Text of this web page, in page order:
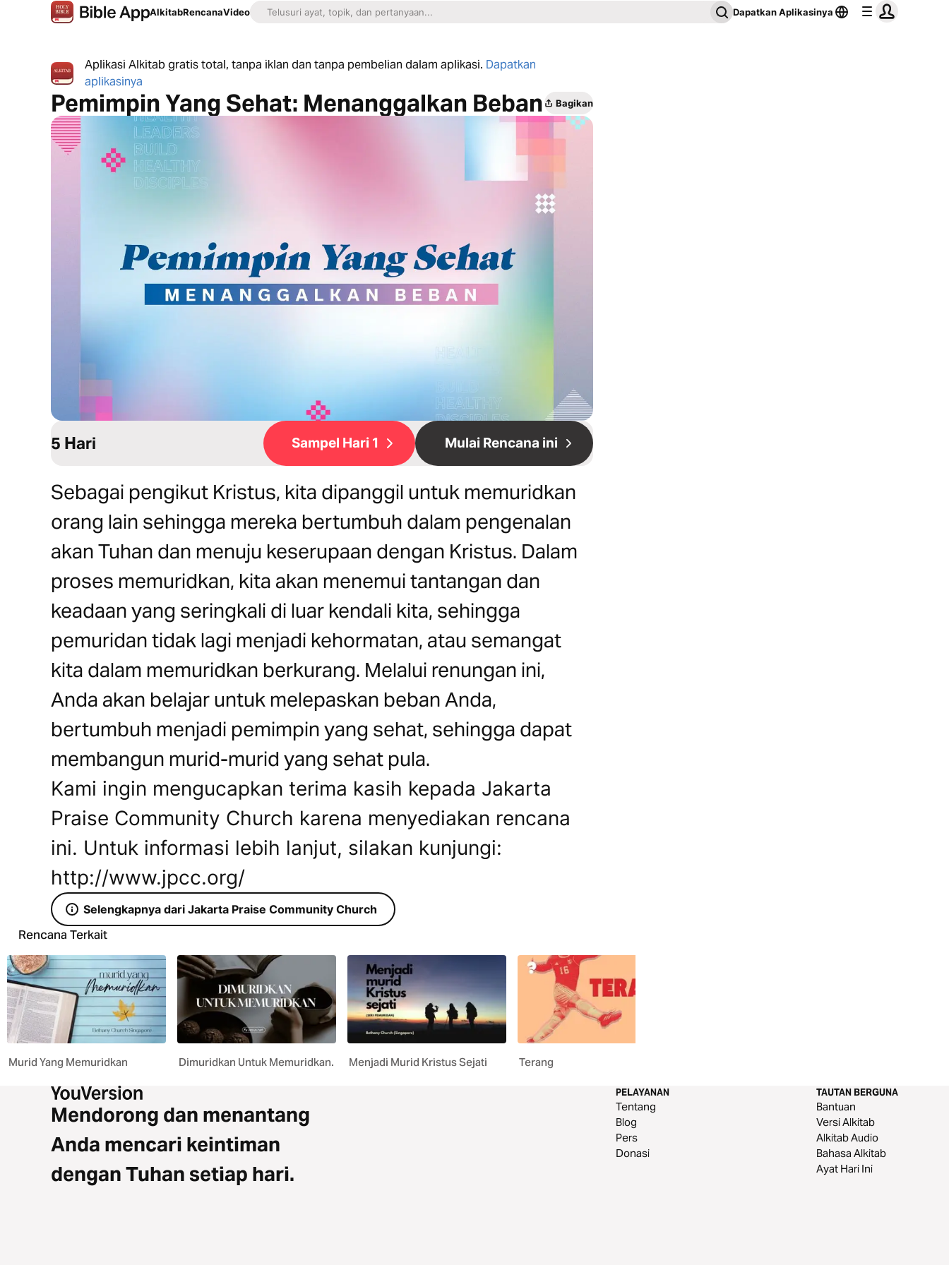
AlkitabRencanaVideo Dapatkan Aplikasinya
Aplikasi Alkitab gratis total, tanpa iklan dan tanpa pembelian dalam aplikasi. Dapatkan
aplikasinya
Pemimpin Yang Sehat: Menanggalkan Beban Bagikan
5 Hari Sampel Hari 1 Mulai Rencana ini
Sebagai pengikut Kristus, kita dipanggil untuk memuridkan
orang lain sehingga mereka bertumbuh dalam pengenalan
akan Tuhan dan menuju keserupaan dengan Kristus. Dalam
proses memuridkan, kita akan menemui tantangan dan
keadaan yang seringkali di luar kendali kita, sehingga
pemuridan tidak lagi menjadi kehormatan, atau semangat
kita dalam memuridkan berkurang. Melalui renungan ini,
Anda akan belajar untuk melepaskan beban Anda,
bertumbuh menjadi pemimpin yang sehat, sehingga dapat
membangun murid-murid yang sehat pula.
Kami ingin mengucapkan terima kasih kepada Jakarta
Praise Community Church karena menyediakan rencana
ini. Untuk informasi lebih lanjut, silakan kunjungi:
http://www.jpcc.org/
Selengkapnya dari Jakarta Praise Community Church
Rencana Terkait
Murid Yang Memuridkan Dimuridkan Untuk Memuridkan. Menjadi Murid Kristus Sejati Terang
Mendorong dan menantang
Anda mencari keintiman
dengan Tuhan setiap hari.
PELAYANAN
Tentang
Blog
Pers
Donasi
TAUTAN BERGUNA
Bantuan
Versi Alkitab
Alkitab Audio
Bahasa Alkitab
Ayat Hari Ini